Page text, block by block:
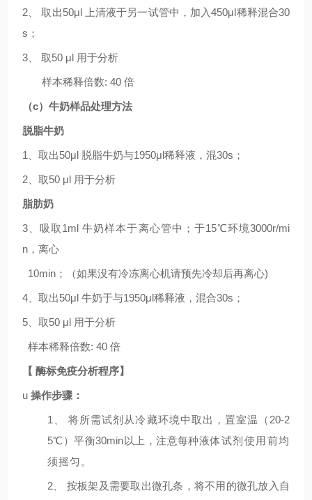
2、 取出50μl 上清液于另一试管中，加入450μl稀释混合30
s ；
3 取50 μl 用于分析
样本稀释倍数: 40 倍
（c）牛奶样品处理方法
脱脂牛奶
1、取出50μl 脱脂牛奶与1950μl稀释液，混30s ；
2 、取50 μl 用于分析
脂肪奶
3、吸取 1ml牛奶样本于离心管中；于15℃环境3000r/mi
n ，离心
10min ；（如果没有冷冻离心机请预先冷却后再离心)
4、取出50μl 牛奶于与1950μl稀释液，混合30s ；
5 、取50 μl 用于分析
样本稀释倍数: 40 倍
【 酶标免疫分析程序】
u 操作步骤：
1 将所需试剂从冷藏环境中取出，置室温（ 20-2
5℃）平衡30min以上，注意每种液体试剂使用前均
须摇匀。
2
按板架及需要取出微孔条，将不用的微孔放入自